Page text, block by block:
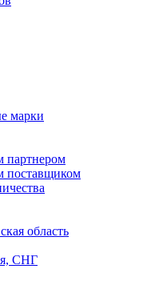
марки
партнером
поставщиком
область
СНГ